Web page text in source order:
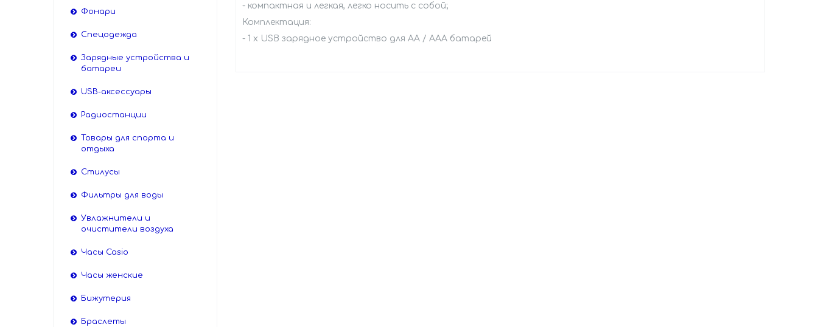
- компактная и легкая, легко носить с собой;
Комплектация:
- 1 х USB зарядное устройство для AA / ААА батарей
Фонари
Спецодежда
Зарядные устройства и
батареи
USB-аксессуары
Радиостанции
Товары для спорта и
отдыха
Стилусы
Фильтры для воды
Увлажнители и
очистители воздуха
Часы Casio
Часы женские
Бижутерия
Браслеты